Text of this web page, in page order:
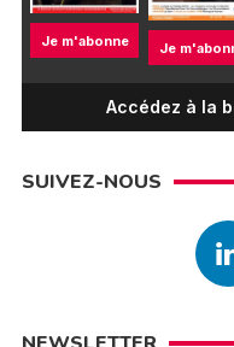
Je m'abonne Je
Accédez à la
SUIVEZ-NOUS